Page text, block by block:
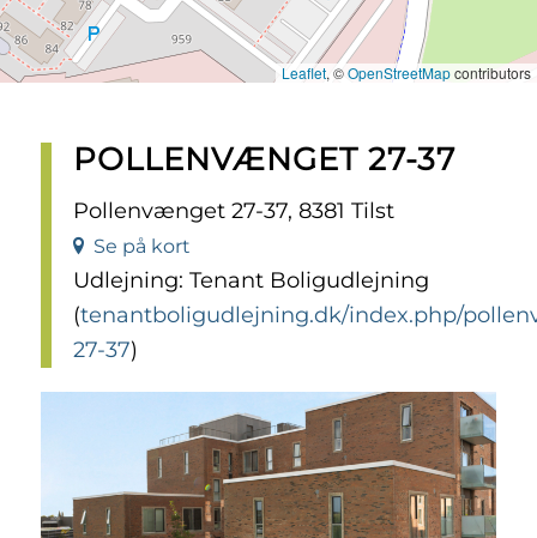
Leaflet, ©OpenStreetMapcontributors
POLLENVÆNGET 27-37
Pollenvænget 27-37, 8381 Tilst
Se på kort
Udlejning: Tenant Boligudlejning
(tenantboligudlejning.dk/index.php/
27-37)